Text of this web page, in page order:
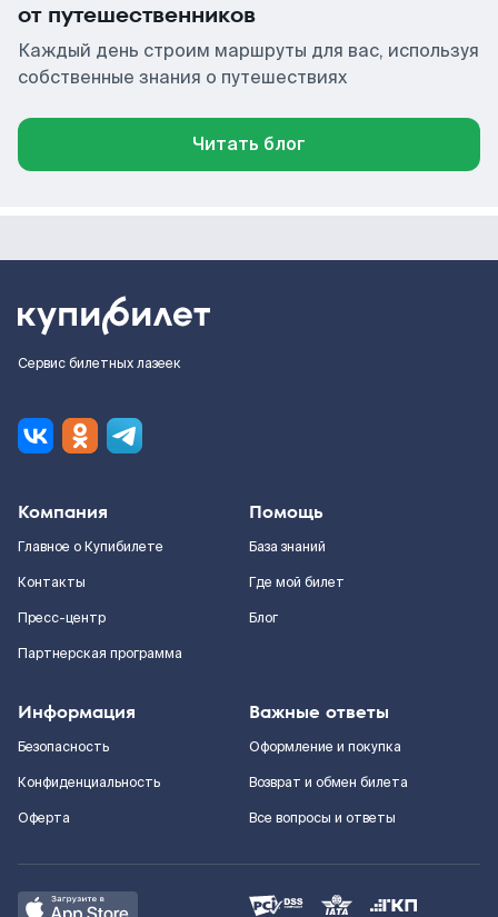
от путешественников
Каждый день строим маршруты для вас, используя
собственные знания о путешествиях
Читать блог
Сервис билетных лазеек
Компания
Главное о Купибилете
Контакты
Пресс-центр
Партнерская программа
Помощь
База знаний
Где мой билет
Блог
Информация
Безопасность
Конфиденциальность
Оферта
Важные ответы
Оформление и покупка
Возврат и обмен билета
Все вопросы и ответы